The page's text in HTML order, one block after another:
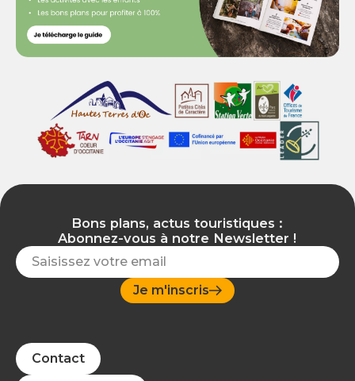
Bons plans, actus touristiques :
Abonnez-vous à notre Newsletter !
Je m'inscris
Contact